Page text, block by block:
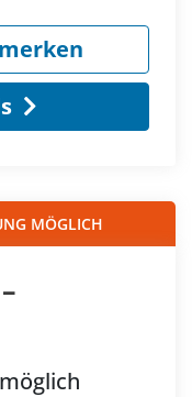
MÖGLICH